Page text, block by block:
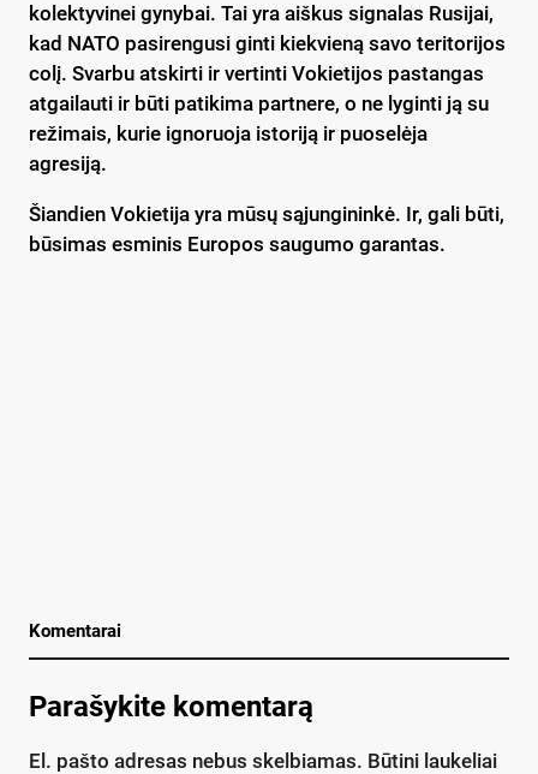
kolektyvinei gynybai. Tai yra aiškus signalas Rusijai,
kad NATO pasirengusi ginti kiekvieną savo teritorijos
colį. Svarbu atskirti ir vertinti Vokietijos pastangas
atgailauti ir būti patikima partnere, o ne lyginti ją su
režimais, kurie ignoruoja istoriją ir puoselėja
agresiją.
Šiandien Vokietija yra mūsų sąjungininkė. Ir, gali būti,
būsimas esminis Europos saugumo garantas.
Komentarai
Parašykite komentarą
El. pašto adresas nebus skelbiamas. Būtini laukeliai